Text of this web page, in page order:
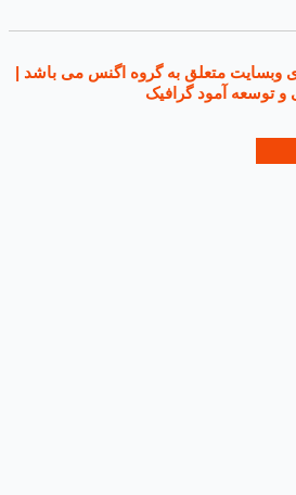
متعلق به گروه اگنس می باشد |
آمود گرافیک